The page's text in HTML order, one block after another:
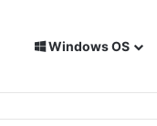
Windows OS
Assistant sur un NAS